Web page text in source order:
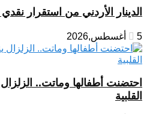
الدينار الأردني من استقرار
5 أغسطس,2026
احتضنت أطفالها وماتت..
القلبية